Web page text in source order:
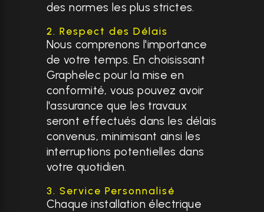
des normes les plus strictes.
2. Respect des Délais
Nous comprenons l'importance
de votre temps. En choisissant
Graphelec pour la mise en
conformité, vous pouvez avoir
l'assurance que les travaux
seront effectués dans les délais
convenus, minimisant ainsi les
interruptions potentielles dans
votre quotidien.
3. Service Personnalisé
Chaque installation électrique